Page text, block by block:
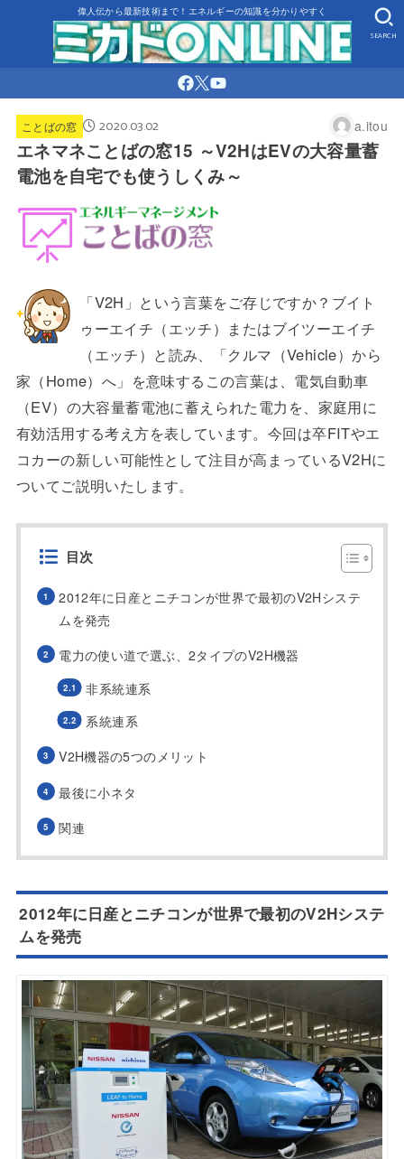
偉人伝から最新技術まで！エネルギーの知識を分かりやすく
SEARCH
ことばの窓 2020.03.02 a.itou
エネマネことばの窓15 ～V2HはEVの大容量蓄
電池を自宅でも使うしくみ～
「V2H」という言葉をご存じですか？ブイト
ゥーエイチ（エッチ）またはブイツーエイチ
（エッチ）と読み、「クルマ（Vehicle）から
家（Home）へ」を意味するこの言葉は、電気自動車
（EV）の大容量蓄電池に蓄えられた電力を、家庭用に
有効活用する考え方を表しています。今回は卒FITやエ
コカーの新しい可能性として注目が高まっているV2Hに
ついてご説明いたします。
目次
2012年に日産とニチコンが世界で最初のV2Hシステ
ムを発売
電力の使い道で選ぶ、2タイプのV2H機器
非系統連系
系統連系
V2H機器の5つのメリット
最後に小ネタ
関連
2012年に日産とニチコンが世界で最初のV2Hシステ
ムを発売